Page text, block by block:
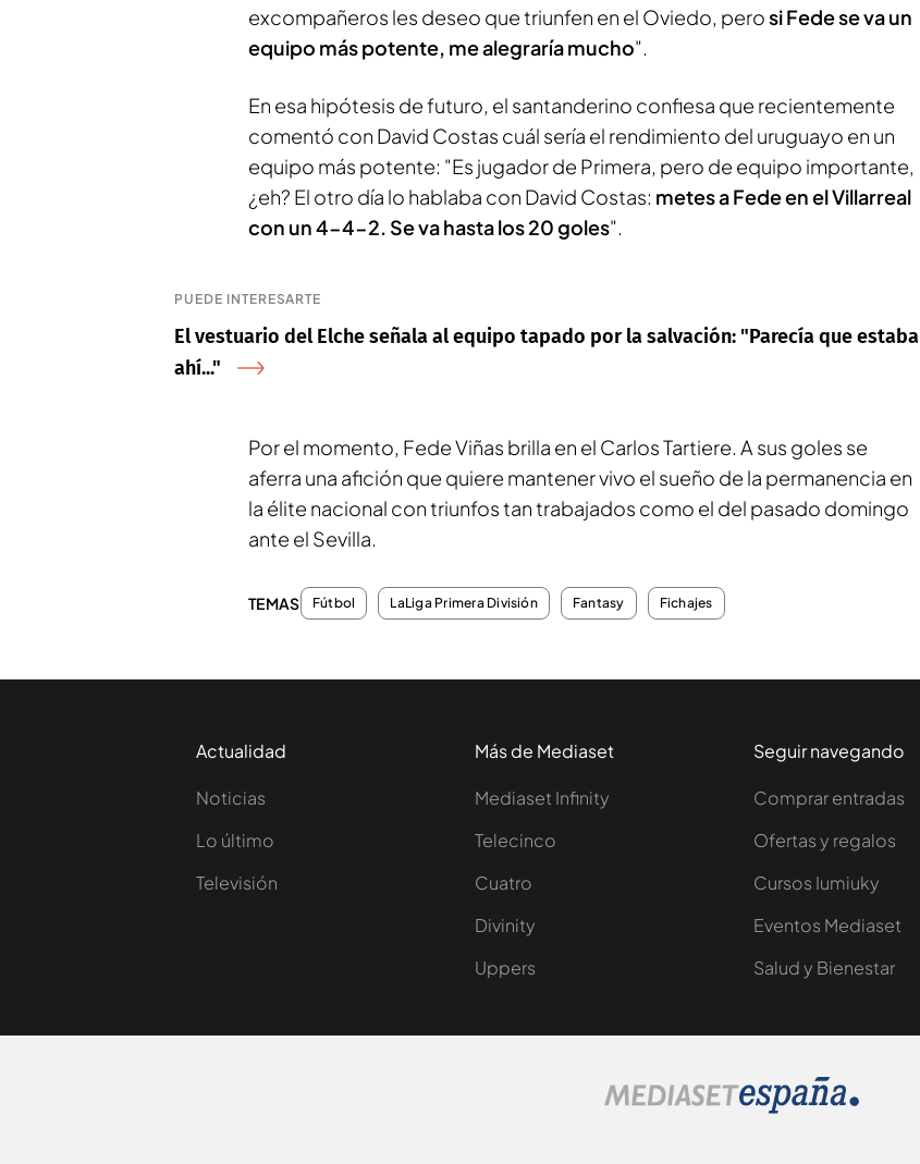
excompañeros les deseo que triunfen en el Oviedo, perosi Fede se va un
equipo más potente, me alegraría mucho".
En esa hipótesis de futuro, el santanderino confiesa que recientemente
comentó con David Costas cuál sería el rendimiento del uruguayo en un
equipo más potente: "Es jugador de Primera, pero de equipo importante,
¿eh? El otro día lo hablaba con David Costas: metes a Fede en el Villarreal
con un 4-4-2. Se va hasta los 20 goles".
PUEDE INTERESARTE
El vestuario del Elche señala al equipo tapado por la salvación: "Parecía que estaba
ahí..."
Por el momento, Fede Viñas brilla en el Carlos Tartiere. A sus goles se
aferra una afición que quiere mantener vivo el sueño de la permanencia en
la élite nacional con triunfos tan trabajados como el del pasado domingo
ante el Sevilla.
TEMAS Fútbol LaLiga Primera División Fantasy Fichajes
Actualidad
Noticias
Lo último
Televisión
Más de Mediaset
Mediaset Infinity
Telecinco
Cuatro
Divinity
Uppers
Seguir navegando
Comprar entradas
Ofertas y regalos
Cursos Iumiuky
Eventos Mediaset
Salud y Bienestar